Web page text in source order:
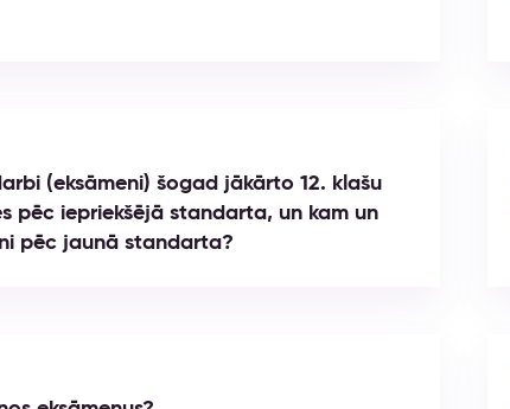
(eksāmeni) šogad jākārto 12. klašu
pēc iepriekšējā standarta, un kam un
pēc jaunā standarta?